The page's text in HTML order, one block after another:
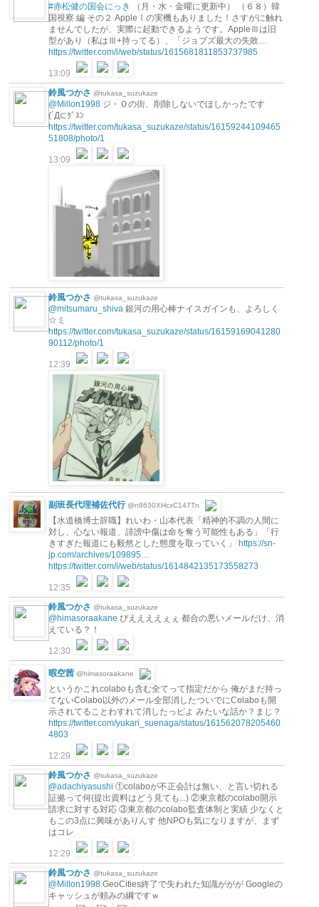
#赤松健の国会にっき
（月・水・金曜に更新中） （６８）韓
国視察 編 その２ AppleⅠの実機もありました！さすがに触れ
ませんでしたが、実際に起動できるようです。AppleⅢは旧
型があり（私はⅢ+持ってる）、「ジョブズ最大の失敗…
https://twitter.com/i/web/status/1615681811853737985
13:09
鈴風つかさ @tukasa_suzukaze
@Millon1998 ジ・Ｏの街、削除しないでほしかったです
(´Д⊂ｸﾞｽﾝ
https://twitter.com/tukasa_suzukaze/status/16159244109465
51808/photo/1
13:09
鈴風つかさ @tukasa_suzukaze
@mitsumaru_shiva 銀河の用心棒ナイスガインも、よろしく
☆ミ
https://twitter.com/tukasa_suzukaze/status/16159169041280
90112/photo/1
12:39
副班長代理補佐代行 @n8630XHcxC147Tn
【水道橋博士辞職】れいわ・山本代表「精神的不調の人間に
対し、心ない報道、誹謗中傷は命を奪う可能性もある」「行
きすぎた報道にも毅然とした態度を取っていく」 https://sn-
jp.com/archives/109895
https://twitter.com/i/web/status/1614842135173558273
12:35
鈴風つかさ @tukasa_suzukaze
@himasoraakane ぴええええぇぇ 都合の悪いメールだけ、消
えている？！
12:30
暇空茜 @himasoraakane
というかこれcolaboも含む全てって指定だから 俺がまだ持っ
てないColabo以外のメール全部消したついでにColaboも開
示されてることわすれて消したっピよ みたいな話か？まじ？
https://twitter.com/yukari_suenaga/status/161562078205460
4803
12:29
鈴風つかさ @tukasa_suzukaze
@adachiyasushi ①colaboが不正会計は無い、と言い切れる
証拠って何(提出資料はどう見ても...) ②東京都のcolabo開示
請求に対する対応 ③東京都のcolabo監査体制と実績 少なくと
もこの3点に興味がありんす 他NPOも気になりますが、まず
はコレ
12:29
鈴風つかさ @tukasa_suzukaze
@Millon1998 GeoCities終了で失われた知識ががが Googleの
キャッシュが頼みの綱ですｗ